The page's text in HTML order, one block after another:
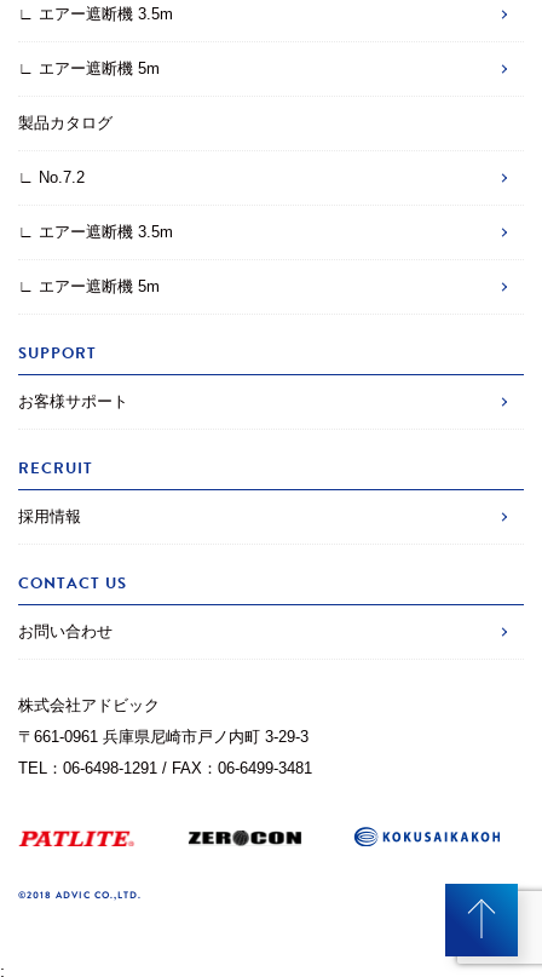
∟ エアー遮断機 3.5m
∟ エアー遮断機 5m
製品カタログ
∟ No.7.2
∟ エアー遮断機 3.5m
∟ エアー遮断機 5m
SUPPORT
お客様サポート
RECRUIT
採用情報
CONTACT US
お問い合わせ
株式会社アドビック
〒661-0961 兵庫県尼崎市戸ノ内町 3-29-3
TEL：06-6498-1291 / FAX：06-6499-3481
©2018 ADVIC CO.,LTD.
;